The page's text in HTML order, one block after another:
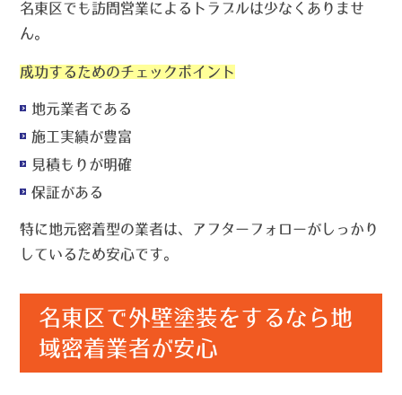
名東区でも訪問営業によるトラブルは少なくありませ
ん。
成功するためのチェックポイント
地元業者である
施工実績が豊富
見積もりが明確
保証がある
特に地元密着型の業者は、アフターフォローがしっかり
しているため安心です。
名東区で外壁塗装をするなら地
域密着業者が安心